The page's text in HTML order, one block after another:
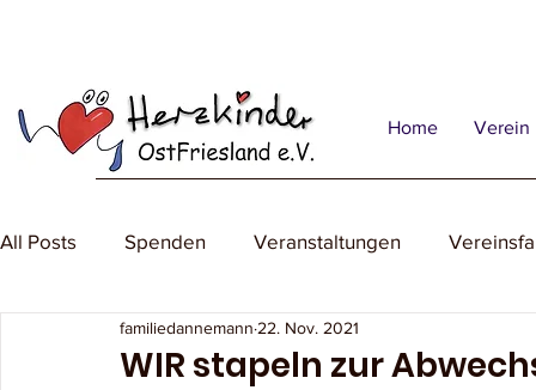
Home Verein
All Posts Spenden Veranstaltungen
WIR stapeln zur
familiedannemann 22. Nov. 2021